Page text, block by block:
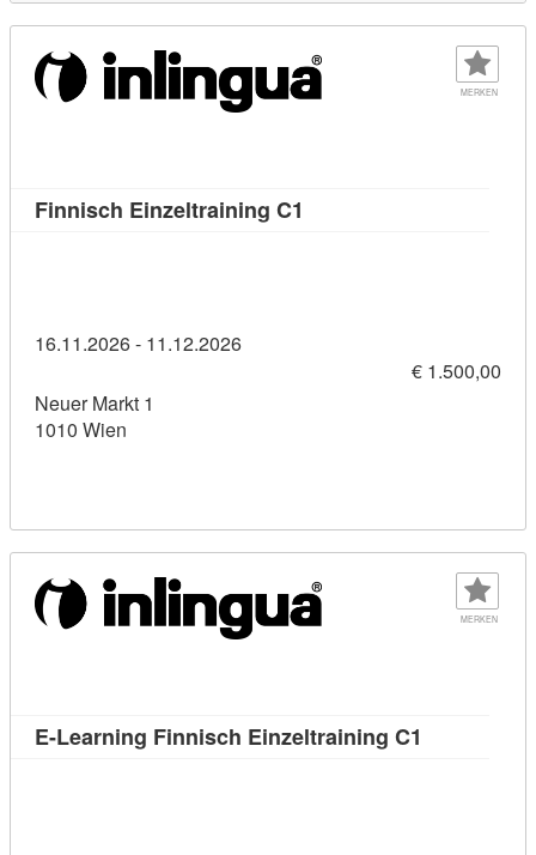
MERKEN
Finnisch Einzeltraining C1
16.11.2026 - 11.12.2026
€ 1.500,00
Neuer Markt 1
1010 Wien
MERKEN
E-Learning Finnisch Einzeltraining C1